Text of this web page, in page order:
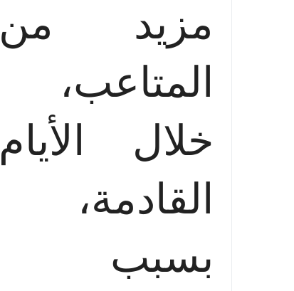
مزيد من
المتاعب،
خلال الأيام
القادمة،
بسبب